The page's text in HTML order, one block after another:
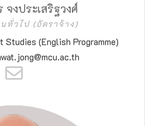
งประเสริฐวงศ์
ทั่วไป (อัตราจ้าง)
(English Programme)